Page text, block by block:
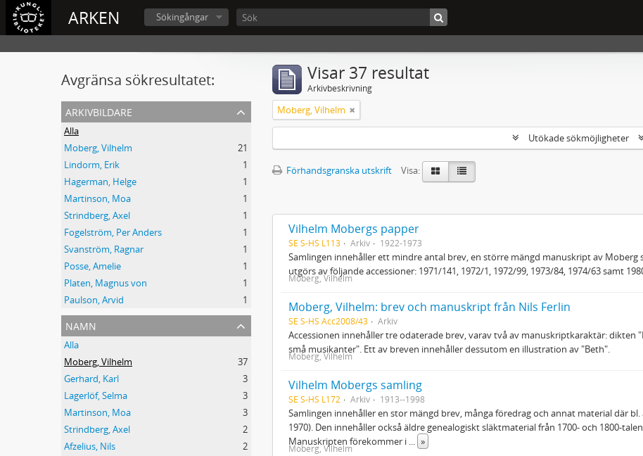
ARKEN Sökingångar
Avgränsa sökresultatet:
arkivbildare
Alla
Moberg, Vilhelm
21
Lindorm, Erik
1
Hagerman, Helge
1
Martinson, Moa
1
Strindberg, Axel
1
Fogelström, Per Anders
1
Svanström, Ragnar
1
Posse, Amelie
1
Platen, Magnus von
1
Paulson, Arvid
1
namn
Alla
Moberg, Vilhelm
37
Gerhard, Karl
3
Lagerlöf, Selma
3
Martinson, Moa
3
Strindberg, Axel
2
Afzelius, Nils
2
Visar 37 resultat
Arkivbeskrivning
Moberg, Vilhelm
Utökade sökmöjligheter
Förhandsgranska utskrift
Visa:
Vilhelm Mobergs papper
SE S-HS L113 Arkiv 1922-1973
Samlingen innehåller ett mindre antal brev, en större mängd manuskript av
utgörs av följande accessioner: 1971/141, 1972/1, 1972/99, 1973/84, 1974/63 samt
Moberg, Vilhelm
Moberg, Vilhelm: brev och manuskript från Nils Ferlin
SE S-HS Acc2008/43 Arkiv
Accessionen innehåller tre odaterade brev, varav två av manuskriptkaraktär: dikten
små musikanter". Ett av breven innehåller dessutom en illustration av "Beth".
Moberg, Vilhelm
Vilhelm Mobergs samling
SE S-HS L172 Arkiv 1913--1998
Samlingen innehåller en stor mängd brev, många föredrag och annat material där
1970). Den innehåller också äldre genealogiskt släktmaterial från 1700- och 1800-talen.
Manuskripten förekommer i
»
Moberg, Vilhelm